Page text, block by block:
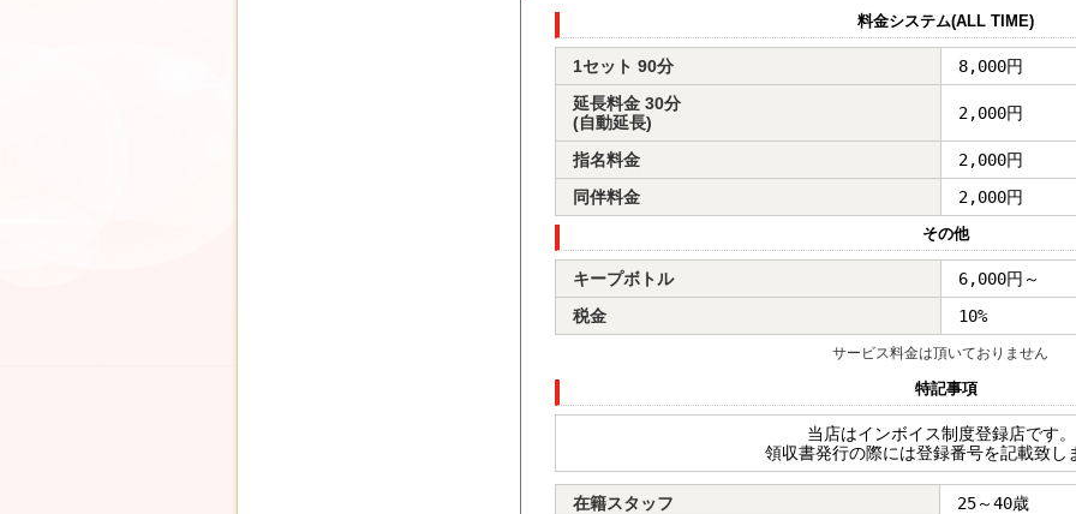
料金システム(ALL TIME)
1セット 90分
8,000円
延長料金 30分
(自動延長)
2,000円
指名料金
2,000円
同伴料金
2,000円
その他
キープボトル
6,000円～
税金
10%
サービス料金は頂いておりません
特記事項
当店はインボイス制度登録店です。
領収書発行の際には登録番号を記載致し
在籍スタッフ
25～40歳